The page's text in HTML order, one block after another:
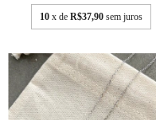
10 x de R$37,90 sem juros